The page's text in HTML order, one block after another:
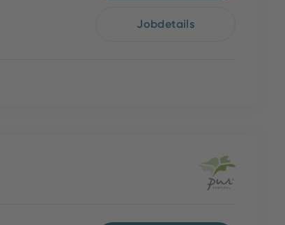
Jobdetails